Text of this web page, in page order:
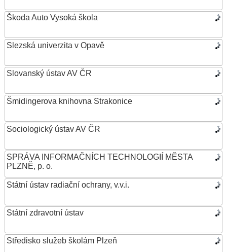
Škoda Auto Vysoká škola
Slezská univerzita v Opavě
Slovanský ústav AV ČR
Šmidingerova knihovna Strakonice
Sociologický ústav AV ČR
SPRÁVA INFORMAČNÍCH TECHNOLOGIÍ MĚSTA
PLZNĚ, p. o.
Státní ústav radiační ochrany, v.v.i.
Státní zdravotní ústav
Středisko služeb školám Plzeň